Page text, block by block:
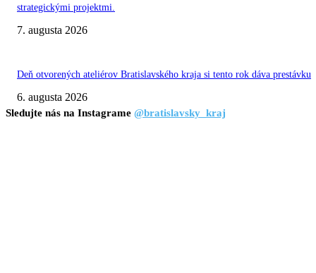
strategickými projektmi.
7. augusta 2026
Deň otvorených ateliérov Bratislavského kraja si tento rok dáva prestávku
6. augusta 2026
Sledujte nás na Instagrame @bratislavsky_kraj